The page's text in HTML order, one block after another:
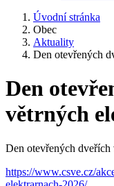
Úvodní stránka
Obec
Aktuality
Den otevřených
Den
větrných
Den otevřených
https://www.csve.cz/